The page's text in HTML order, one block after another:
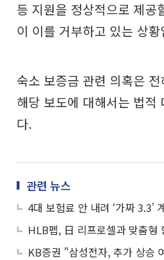
등 지원을 정상적으로 제공
이 이를 거부하고 있는 상
숙소 보증금 관련 의혹은
해당 보도에 대해서는 법적
다.
관련 뉴스